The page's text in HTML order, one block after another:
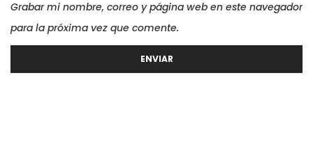
Grabar mi nombre, correo y página web en este navegador
para la próxima vez que comente.